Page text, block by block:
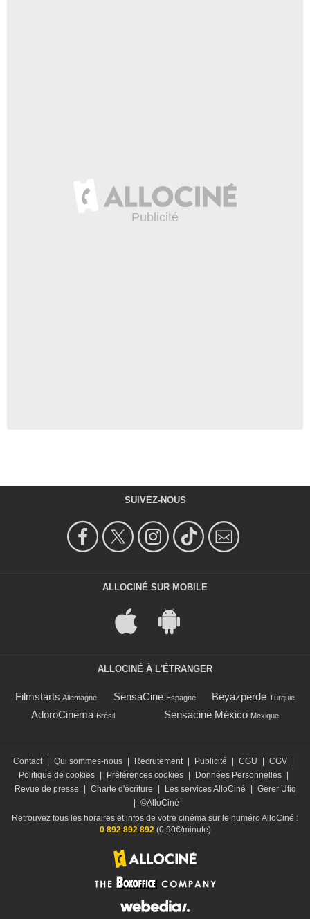
SUIVEZ-NOUS
ALLOCINÉ SUR MOBILE
ALLOCINÉ À L'ÉTRANGER
Filmstarts Allemagne SensaCine Espagne Beyazperde Turquie
AdoroCinema Brésil Sensacine México Mexique
Contact Qui sommes-nous Recrutement Publicité CGU CGV
Politique de cookies
Préférences cookies Données Personnelles
Revue de presse
Charte d'écriture Les services AlloCiné
Gérer Utiq
©AlloCiné
Retrouvez tous les horaires et infos de votre cinéma sur le numéro AlloCiné :
0 892 892 892(0,90€/minute)